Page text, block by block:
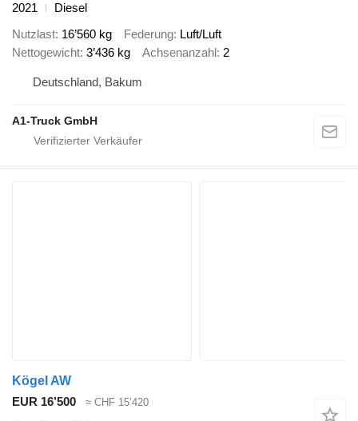
2021
Diesel
Nutzlast 16’560 kg Federung Luft/Luft
Nettogewicht 3’436 kg Achsenanzahl 2
Deutschland, Bakum
A1-Truck GmbH
Kögel AW
EUR 16’500
≈ CHF 15’420